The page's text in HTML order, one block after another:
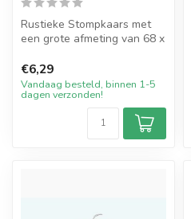
Rustieke Stompkaars met
een grote afmeting van 68 x
Rood...
€6,29
Vandaag besteld, binnen 1-5
dagen verzonden!